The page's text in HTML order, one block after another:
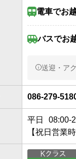
電車でお
JR山陽
徒
北口
モ石油
バスでお
「雄
主な系
東岡
↓
岡山
【東岡
送迎・ア
086-279-
平日 08:00-
【祝日営業